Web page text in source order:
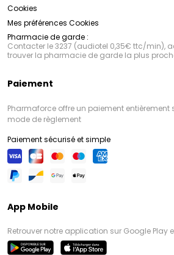
Cookies
Mes préférences Cookies
Pharmacie de garde :
Contacter le 3237 (audiotel 0,35€ ttc/min),
trouver la pharmacie de garde la plus
Paiement
Pharmaforce offre un paiement entièrement
mode de règlement
Paiement sécurisé et simple
App Mobile
Retrouver notre application sur Google Play